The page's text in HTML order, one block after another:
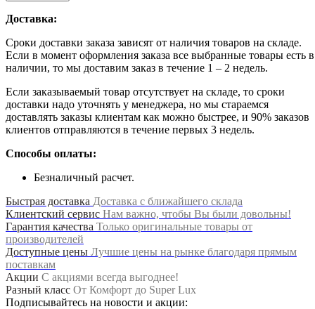
Доставка:
Сроки доставки заказа зависят от наличия товаров на складе.
Если в момент оформления заказа все выбранные товары есть в
наличии, то мы доставим заказ в течение 1 – 2 недель.
Если заказываемый товар отсутствует на складе, то сроки
доставки надо уточнять у менеджера, но мы стараемся
доставлять заказы клиентам как можно быстрее, и 90% заказов
клиентов отправляются в течение первых 3 недель.
Способы оплаты:
Безналичный расчет.
Быстрая доставка Доставка с ближайшего склада
Клиентский сервис Нам важно, чтобы Вы были довольны!
Гарантия качества Только оригинальные товары от
производителей
Доступные цены Лучшие цены на рынке благодаря прямым
поставкам
Акции С акциями всегда выгоднее!
Разный класс От Комфорт до Super Lux
Подписывайтесь на новости и акции: